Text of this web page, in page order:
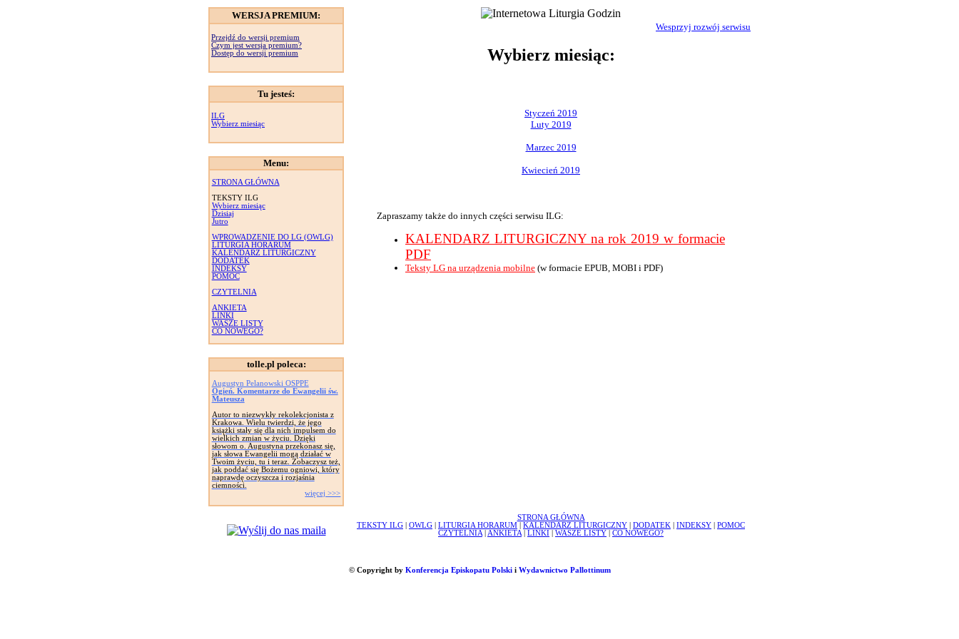
WERSJA PREMIUM:
Przejdź do wersji premium
Czym jest wersja premium?
Dostęp do wersji premium
Tu jesteś:
ILG
Wybierz miesiąc
Menu:
STRONA GŁÓWNA
TEKSTY ILG
Wybierz miesiąc
Dzisiaj
Jutro
WPROWADZENIE DO LG (OWLG)
LITURGIA HORARUM
KALENDARZ LITURGICZNY
DODATEK
INDEKSY
POMOC
CZYTELNIA
ANKIETA
LINKI
WASZE LISTY
CO NOWEGO?
tolle.pl poleca:
Augustyn Pelanowski OSPPE
Ogień. Komentarze do Ewangelii św.
Mateusza
Autor to niezwykły rekolekcjonista z
Krakowa. Wielu twierdzi, że jego
książki stały się dla nich impulsem do
wielkich zmian w życiu. Dzięki
słowom o. Augustyna przekonasz się,
jak słowa Ewangelii mogą działać w
Twoim życiu, tu i teraz. Zobaczysz też,
jak poddać się Bożemu ogniowi, który
naprawdę oczyszcza i rozjaśnia
ciemności.
więcej >>>
Wesprzyj rozwój serwisu
Wybierz miesiąc:
Styczeń 2019
Luty 2019
Marzec 2019
Kwiecień 2019
Zapraszamy także do innych części serwisu ILG:
KALENDARZ LITURGICZNY na rok 2019 w formacie
PDF
Teksty LG na urządzenia mobilne (w formacie EPUB, MOBI i PDF)
STRONA GŁÓWNA
TEKSTY ILG
OWLG LITURGIA HORARUM KALENDARZ LITURGICZNY DODATEK INDEKSY
POMOC
CZYTELNIA
ANKIETA LINKI WASZE LISTY CO NOWEGO?
© Copyright by Konferencja Episkopatu Polskii Wydawnictwo Pallottinum